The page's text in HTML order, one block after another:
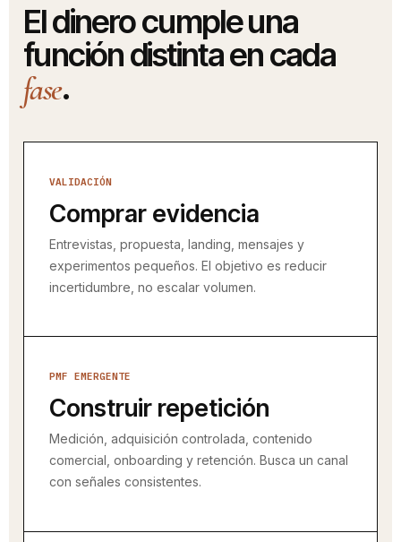
El dinero cumple una
función distinta en cada
fase.
VALIDACIÓN
Comprar evidencia
Entrevistas, propuesta, landing, mensajes y
experimentos pequeños. El objetivo es reducir
incertidumbre, no escalar volumen.
PMF EMERGENTE
Construir repetición
Medición, adquisición controlada, contenido
comercial, onboarding y retención. Busca un canal
con señales consistentes.